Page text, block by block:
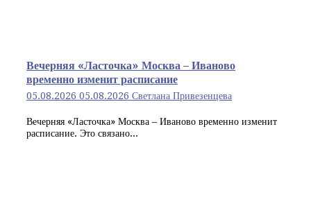
Вечерняя «Ласточка» Москва – Иваново
временно изменит расписание
05.08.2026 05.08.2026 Светлана Привезенцева
Вечерняя «Ласточка» Москва – Иваново временно изменит
расписание. Это связано...